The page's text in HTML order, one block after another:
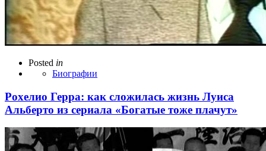
Posted in
Биографии
Рохелио Герра: как сложилась жизнь Луиса
Альберто из сериала «Богатые тоже плачут»